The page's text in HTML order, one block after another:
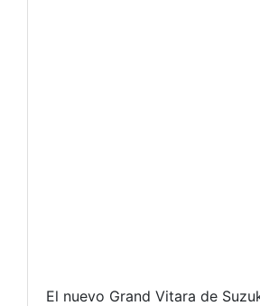
El nuevo Grand Vitara de